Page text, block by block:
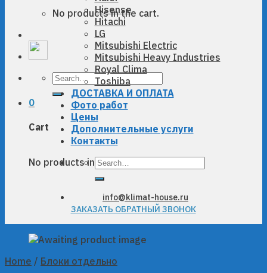
No products in the cart.
Search
0
Cart
No products in the cart.
Hisense
Hitachi
LG
Mitsubishi Electric
Mitsubishi Heavy Industries
Royal Clima
Toshiba
ДОСТАВКА И ОПЛАТА
Фото работ
Цены
Дополнительные услуги
Контакты
Search
info@klimat-house.ru
ЗАКАЗАТЬ ОБРАТНЫЙ ЗВОНОК
Home / Блоки отдельно